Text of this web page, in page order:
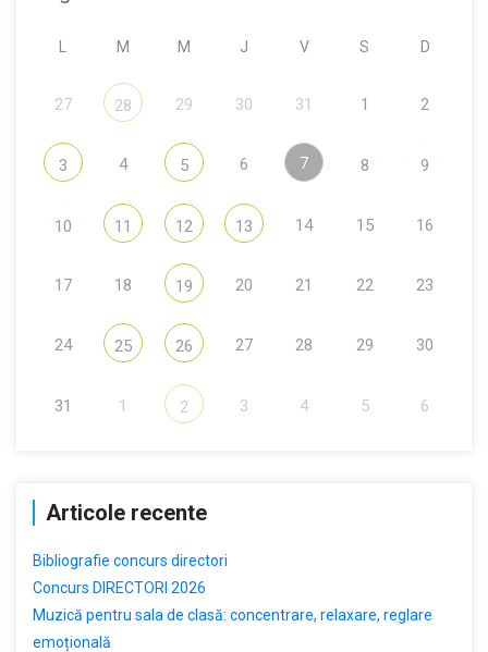
M M J V S D
27 28 29 30 31 1 2
3 4 5 6 7 8 9
10 11 12 13 14 15 16
17 18 19 20 21 22 23
24 25 26 27 28 29 30
31 1 2 3 4 5 6
Articole recente
Bibliografie concurs directori
Concurs DIRECTORI 2026
Muzică pentru sala de clasă: concentrare, relaxare, reglare
emoțională